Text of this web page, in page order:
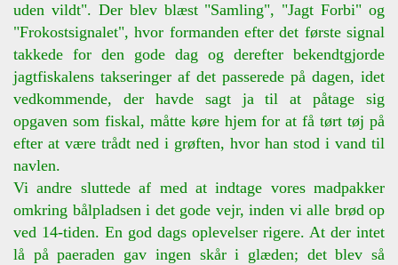
uden vildt". Der blev blæst "Samling", "Jagt Forbi" og
"Frokostsignalet", hvor formanden efter det første signal
takkede for den gode dag og derefter bekendtgjorde
jagtfiskalens takseringer af det passerede på dagen, idet
vedkommende, der havde sagt ja til at påtage sig
opgaven som fiskal, måtte køre hjem for at få tørt tøj på
efter at være trådt ned i grøften, hvor han stod i vand til
navlen.
Vi andre sluttede af med at indtage vores madpakker
omkring bålpladsen i det gode vejr, inden vi alle brød op
ved 14-tiden. En god dags oplevelser rigere. At der intet
lå på paeraden gav ingen skår i glæden; det blev så